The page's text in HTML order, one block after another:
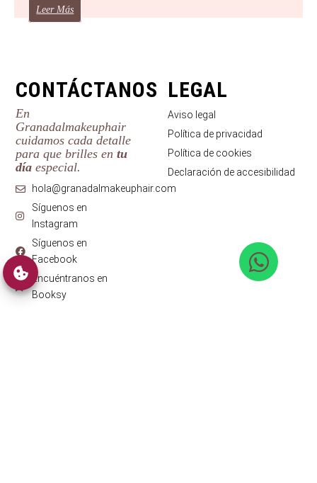
Leer Más
CONTÁCTANOS
En
Granadalmakeuphair
cuidamos cada detalle
para que brilles entu
día especial.
hola@granadalmakeuphair.com
Síguenos en
Instagram
Síguenos en
Facebook
Encuéntranos en
Booksy
LEGAL
Aviso legal
Política de privacidad
Política de cookies
Declaración de accesibilidad